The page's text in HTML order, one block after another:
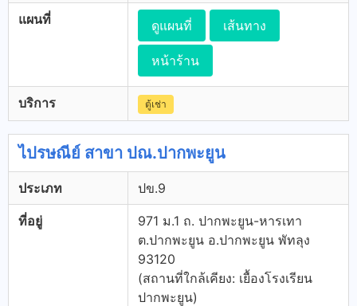
แผนที่ ดูแผนที่ เส้นทาง
หน้าร้าน
บริการ ตู้เช่า
ไปรษณีย์ สาขา ปณ.ปากพะยูน
ประเภท ปข.9
ที่อยู่
971 ม.1 ถ. ปากพะยูน-หารเทา
ต.ปากพะยูน อ.ปากพะยูน พัทลุง
93120
(สถานที่ใกล้เคียง: เยื้องโรงเรียน
ปากพะยูน)